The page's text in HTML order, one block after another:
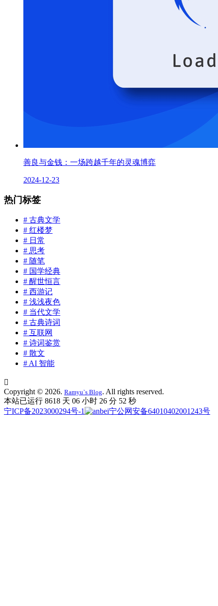
善良与金钱：一场跨越千年的灵魂博弈
2024-12-23
热门标签
# 古典文学
# 红楼梦
# 日常
# 思考
# 随笔
# 国学经典
# 醒世恒言
# 西游记
# 浅浅夜色
# 当代文学
# 古典诗词
# 互联网
# 诗词鉴赏
# 散文
# AI 智能

Copyright © 2026. Ramyu`s Blog. All rights reserved.
本站已运行 8618 天 06 小时 26 分 53 秒
宁ICP备2023000294号-1
宁公网安备64010402001243号